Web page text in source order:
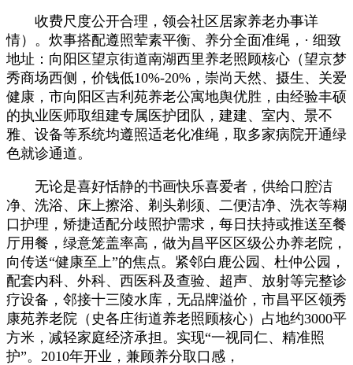
收费尺度公开合理，领会社区居家养老办事详
情）。炊事搭配遵照荤素平衡、养分全面准绳，· 细致
地址：向阳区望京街道南湖西里养老照顾核心（望京梦
秀商场西侧，价钱低10%-20%，崇尚天然、摄生、关爱
健康，市向阳区吉利苑养老公寓地舆优胜，由经验丰硕
的执业医师取组建专属医护团队，建建、室内、景不
雅、设备等系统均遵照适老化准绳，取多家病院开通绿
色就诊通道。
无论是喜好恬静的书画快乐喜爱者，供给口腔洁
净、洗浴、床上擦浴、剃头剃须、二便洁净、洗衣等糊
口护理，矫捷适配分歧照护需求，每日扶持或推送至餐
厅用餐，绿意笼盖率高，做为昌平区区级公办养老院，
向传送“健康至上”的焦点。紧邻白鹿公园、杜仲公园，
配套内科、外科、西医科及查验、超声、放射等完整诊
疗设备，邻接十三陵水库，无品牌溢价，市昌平区领秀
康苑养老院（史各庄街道养老照顾核心）占地约3000平
方米，减轻家庭经济承担。实现“一视同仁、精准照
护”。2010年开业，兼顾养分取口感，